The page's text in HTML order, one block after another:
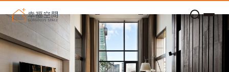
老屋預算分配與高 CP 值煥新術